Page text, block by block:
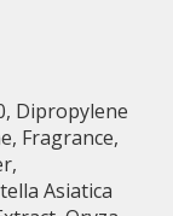
Dipropylene
Fragrance,
Asiatica